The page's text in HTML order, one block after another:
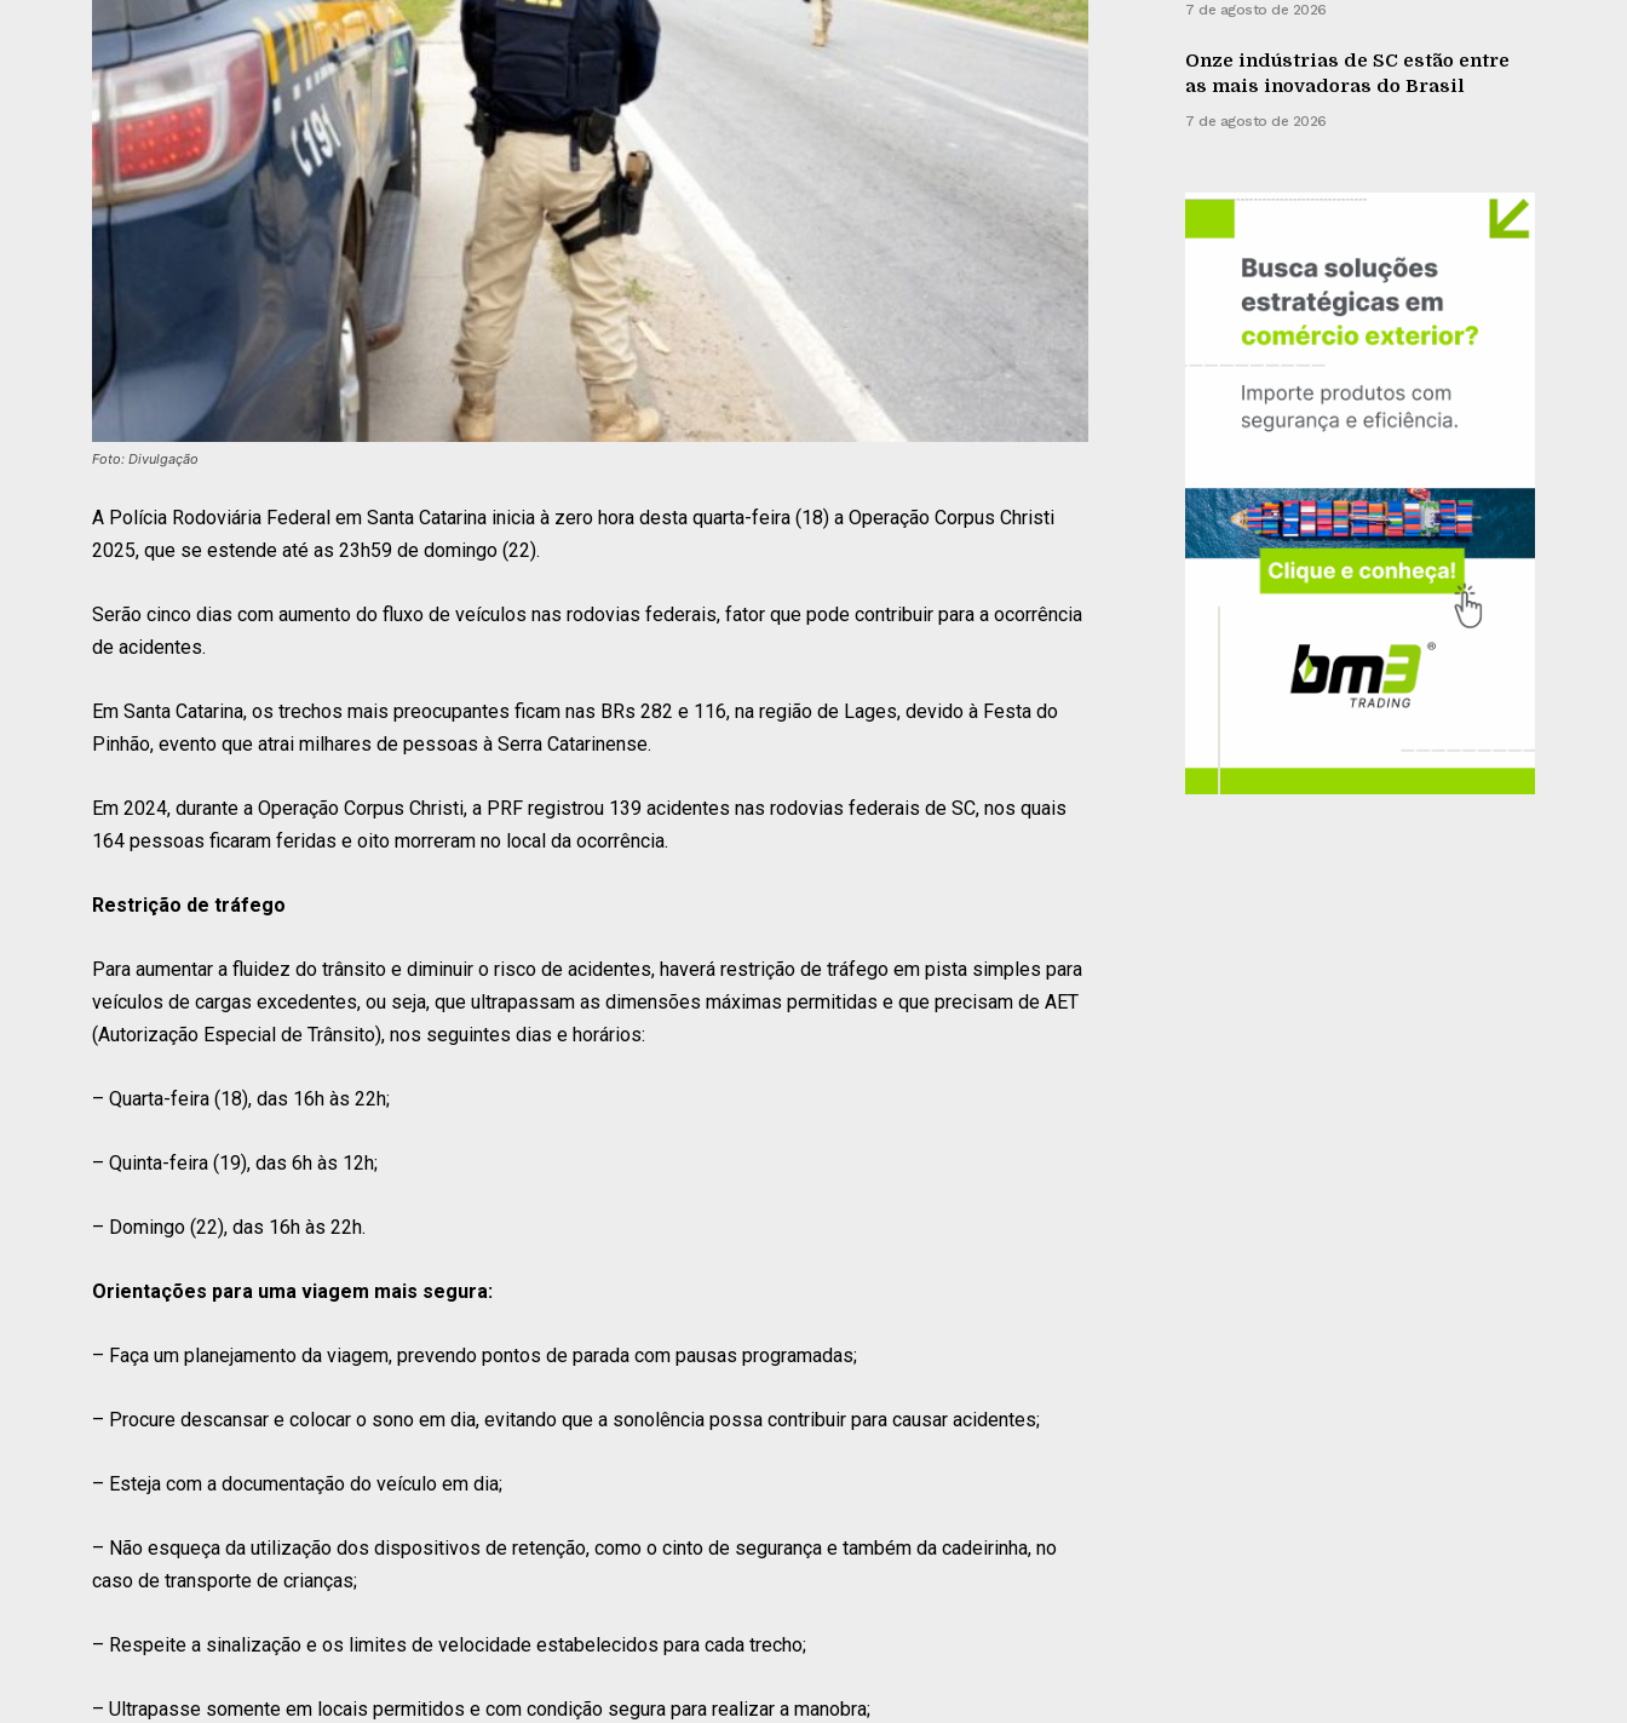
Foto: Divulgação
A Polícia Rodoviária Federal em Santa Catarina inicia à zero hora desta quarta-feira (18) a Operação Corpus Christi
2025, que se estende até as 23h59 de domingo (22).
Serão cinco dias com aumento do fluxo de veículos nas rodovias federais, fator que pode contribuir para a ocorrência
de acidentes.
Em Santa Catarina, os trechos mais preocupantes ficam nas BRs 282 e 116, na região de Lages, devido à Festa do
Pinhão, evento que atrai milhares de pessoas à Serra Catarinense.
Em 2024, durante a Operação Corpus Christi, a PRF registrou 139 acidentes nas rodovias federais de SC, nos quais
164 pessoas ficaram feridas e oito morreram no local da ocorrência.
Restrição de tráfego
Para aumentar a fluidez do trânsito e diminuir o risco de acidentes, haverá restrição de tráfego em pista simples para
veículos de cargas excedentes, ou seja, que ultrapassam as dimensões máximas permitidas e que precisam de AET
(Autorização Especial de Trânsito), nos seguintes dias e horários:
– Quarta-feira (18), das 16h às 22h;
– Quinta-feira (19), das 6h às 12h;
– Domingo (22), das 16h às 22h.
Orientações para uma viagem mais segura:
– Faça um planejamento da viagem, prevendo pontos de parada com pausas programadas;
– Procure descansar e colocar o sono em dia, evitando que a sonolência possa contribuir para causar acidentes;
– Esteja com a documentação do veículo em dia;
– Não esqueça da utilização dos dispositivos de retenção, como o cinto de segurança e também da cadeirinha, no
caso de transporte de crianças;
– Respeite a sinalização e os limites de velocidade estabelecidos para cada trecho;
– Ultrapasse somente em locais permitidos e com condição segura para realizar a manobra;
7 de agosto de 2026
Onze indústrias de SC estão entre
as mais inovadoras do Brasil
7 de agosto de 2026